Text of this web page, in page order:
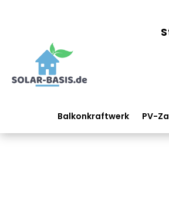
Balkonkraftwerk PV-